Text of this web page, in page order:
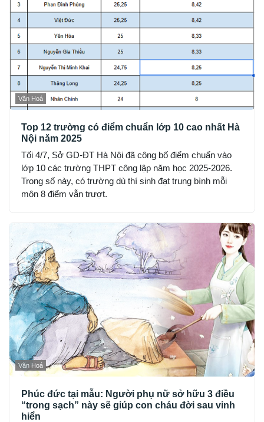
Văn Hoá
Top 12 trường có điểm chuẩn lớp 10 cao nhất Hà
Nội năm 2025
Tối 4/7, Sở GD-ĐT Hà Nội đã công bố điểm chuẩn vào
lớp 10 các trường THPT công lập năm học 2025-2026.
Trong số này, có trường dù thí sinh đạt trung bình mỗi
môn 8 điểm vẫn trượt.
Văn Hoá
Phúc đức tại mẫu: Người phụ nữ sở hữu 3 điều
“trong sạch” này sẽ giúp con cháu đời sau vinh
hiển